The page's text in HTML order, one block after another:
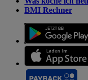
BMI Rechner